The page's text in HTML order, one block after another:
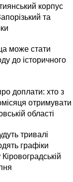
корпус
та
може стати
до історичного
доплати: хто з
отримувати
області
тривалі
графіки